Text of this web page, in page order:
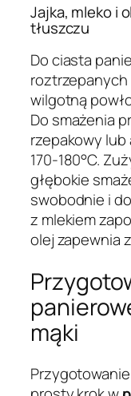
Jajka, mleko i
tłuszczu
Do ciasta
roztrzepanych
wilgotną
Do smażenia
rzepakowy
170-180°C.
głębokie
swobodnie i
z mlekiem
olej zapewnia
mąki